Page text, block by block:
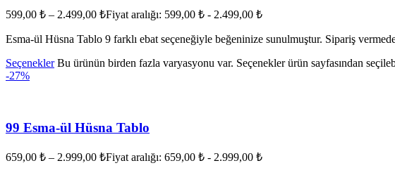
599,00 ₺ – 2.499,00 ₺Fiyat aralığı: 599,00 ₺ - 2.499,00 ₺
Esma-ül Hüsna Tablo 9 farklı ebat seçeneğiyle beğeninize sunulmuştur. Sipariş
Seçenekler Bu ürünün birden fazla varyasyonu var. Seçenekler ürün sayfasından
-27%
99 Esma-ül Hüsna Tablo
659,00 ₺ – 2.999,00 ₺Fiyat aralığı: 659,00 ₺ - 2.999,00 ₺